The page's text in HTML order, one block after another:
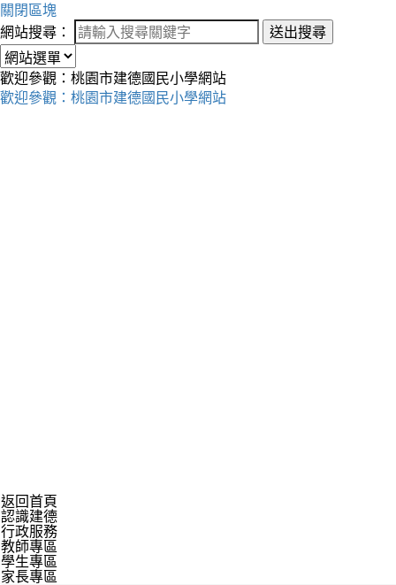
關閉區塊
網站搜尋：
送出搜尋
歡迎參觀：桃園市建德國民小學網站
歡迎參觀：桃園市建德國民小學網站
返回首頁
認識建德
行政服務
教師專區
學生專區
家長專區